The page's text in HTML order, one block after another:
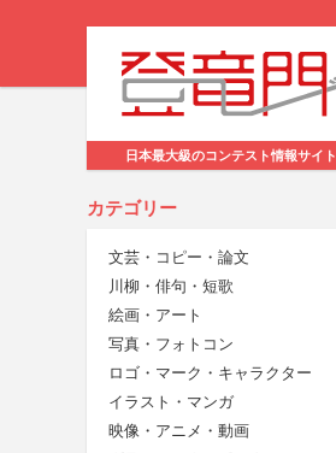
日本最大級のコンテスト情報サイト
カテゴリー
文芸・コピー・論文
川柳・俳句・短歌
絵画・アート
写真・フォトコン
ロゴ・マーク・キャラクター
イラスト・マンガ
映像・アニメ・動画